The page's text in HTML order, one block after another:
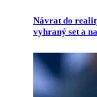
Návrat do
vyhraný set a